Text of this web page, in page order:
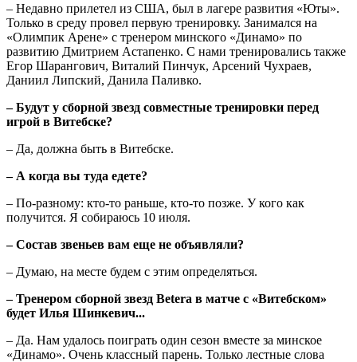
– Недавно прилетел из США, был в лагере развития «Юты».
Только в среду провел первую тренировку. Занимался на
«Олимпик Арене» с тренером минского «Динамо» по
развитию Дмитрием Астапенко. С нами тренировались также
Егор Шарангович, Виталий Пинчук, Арсений Чухраев,
Даниил Липский, Данила Паливко.
– Будут у сборной звезд совместные тренировки перед
игрой в Витебске?
– Да, должна быть в Витебске.
– А когда вы туда едете?
– По-разному: кто-то раньше, кто-то позже. У кого как
получится. Я собираюсь 10 июля.
– Состав звеньев вам еще не объявляли?
– Думаю, на месте будем с этим определяться.
– Тренером сборной звезд Betera в матче с «Витебском»
будет Илья Шинкевич...
– Да. Нам удалось поиграть один сезон вместе за минское
«Динамо». Очень классный парень. Только лестные слова